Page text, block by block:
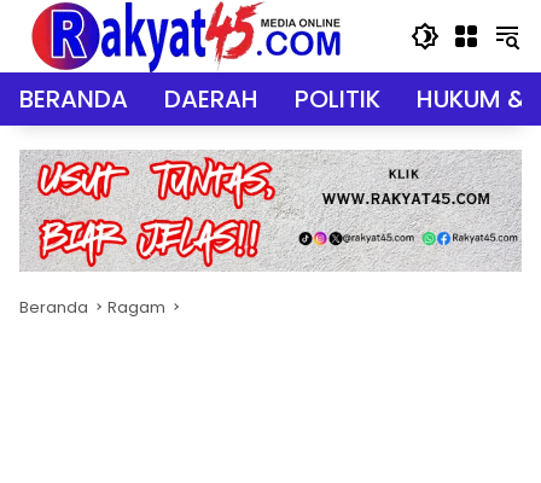
Langsung
konten
BERANDA DAERAH POLITIK HUKUM &
Beranda Ragam